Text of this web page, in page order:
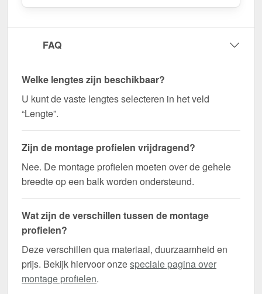
Wegens maatwerk / customisatie van herroepingsrecht uitgezonderd
FAQ
Welke lengtes zijn beschikbaar?
U kunt de vaste lengtes selecteren in het veld
“Lengte”.
Zijn de montage profielen vrijdragend?
Nee. De montage profielen moeten over de gehele
breedte op een balk worden ondersteund.
Wat zijn de verschillen tussen de montage
profielen?
Deze verschillen qua materiaal, duurzaamheid en
prijs. Bekijk hiervoor onzespeciale pagina over
montage profielen.